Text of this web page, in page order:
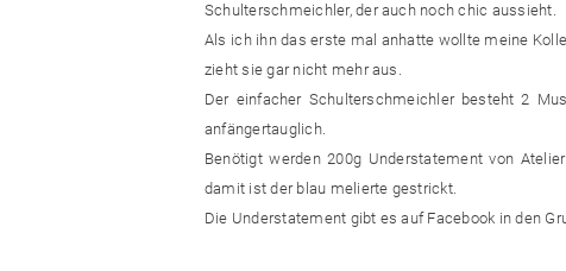
Schulterschmeichler, der auch noch chic aussieht.
Als ich ihn das erste mal anhatte wollte meine
zieht sie gar nicht mehr aus.
Der einfacher Schulterschmeichler besteht 2
anfängertauglich.
Benötigt werden 200g Understatement von
damit ist der blau melierte gestrickt.
Die Understatement gibt es auf Facebook in den